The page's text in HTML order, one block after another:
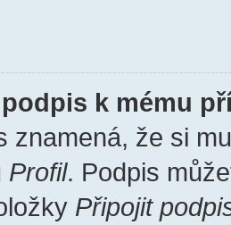
k mému
znamená, že si
Profil. Podpis
Připojit